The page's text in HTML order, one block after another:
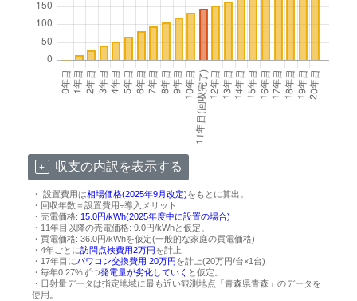
収支の内訳を表示する
・ 設置費用は相場価格(2025年9月改定)をもとに算出。
・回収年数＝設置費用÷導入メリット
・売電価格: 15.0円/kWh(2025年度中に設置の場合)
・11年目以降の売電価格: 9.0円/kWhと仮定。
・買電価格: 36.0円/kWhを仮定(一般的な家庭の買電価格)
・4年ごとに訪問点検費用2万円を計上
・17年目にパワコン交換費用 20万円を計上(20万円/台×1台)
・毎年0.27%ずつ発電量が劣化していく と仮定。
・日射量データは指定地域に最も近い観測地点「青森県青森」のデータを
使用。